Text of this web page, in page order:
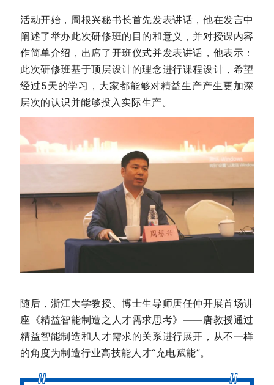
活动开始，周根兴秘书长首先发表讲话，他在发言中
阐述了举办此次研修班的目的和意义，并对授课内容
作简单介绍，出席了开班仪式并发表讲话，他表示：
此次研修班基于顶层设计的理念进行课程设计，希望
经过5天的学习，大家都能够对精益生产产生更加深
层次的认识并能够投入实际生产。
随后，浙江大学教授、博士生导师唐任仲开展首场讲
座《精益智能制造之人才需求思考》——唐教授通过
精益智能制造和人才需求的关系进行展开，从不一样
的角度为制造行业高技能人才“充电赋能”。